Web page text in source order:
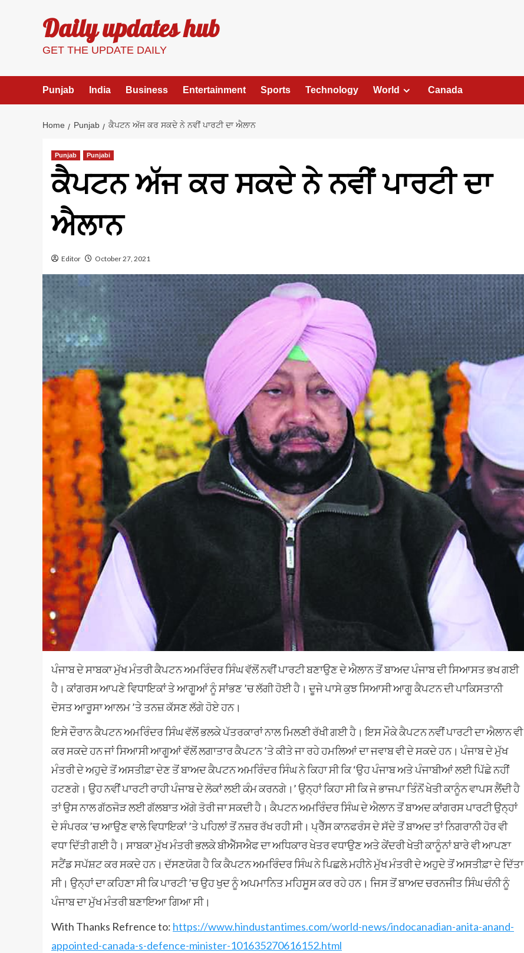
Daily updates hub
GET THE UPDATE DAILY
Punjab India Business Entertainment Sports Technology World Canada
Home Punjab ਕੈਪਟਨ ਅੱਜ ਕਰ ਸਕਦੇ ਨੇ ਨਵੀਂ ਪਾਰਟੀ ਦਾ ਐਲਾਨ
Punjab Punjabi
ਕੈਪਟਨ ਅੱਜ ਕਰ ਸਕਦੇ ਨੇ ਨਵੀਂ ਪਾਰਟੀ ਦਾ
ਐਲਾਨ
Editor October 27, 2021
ਪੰਜਾਬ ਦੇ ਸਾਬਕਾ ਮੁੱਖ ਮੰਤਰੀ ਕੈਪਟਨ ਅਮਰਿੰਦਰ ਸਿੰਘ ਵੱਲੋਂ ਨਵੀਂ ਪਾਰਟੀ ਬਣਾਉਣ ਦੇ ਐਲਾਨ ਤੋਂ ਬਾਅਦ ਪੰਜਾਬ ਦੀ ਸਿਆਸਤ ਭਖ ਗਈ
ਹੈ। ਕਾਂਗਰਸ ਆਪਣੇ ਵਿਧਾਇਕਾਂ ਤੇ ਆਗੂਆਂ ਨੂੰ ਸਾਂਭਣ ’ਚ ਲੱਗੀ ਹੋਈ ਹੈ। ਦੂਜੇ ਪਾਸੇ ਕੁਝ ਸਿਆਸੀ ਆਗੂ ਕੈਪਟਨ ਦੀ ਪਾਕਿਸਤਾਨੀ
ਦੋਸਤ ਆਰੂਸਾ ਆਲਮ ’ਤੇ ਤਨਜ਼ ਕੱਸਣ ਲੱਗੇ ਹੋਏ ਹਨ।
ਇਸੇ ਦੌਰਾਨ ਕੈਪਟਨ ਅਮਰਿੰਦਰ ਸਿੰਘ ਵੱਲੋਂ ਭਲਕੇ ਪੱਤਰਕਾਰਾਂ ਨਾਲ ਮਿਲਣੀ ਰੱਖੀ ਗਈ ਹੈ। ਇਸ ਮੌਕੇ ਕੈਪਟਨ ਨਵੀਂ ਪਾਰਟੀ ਦਾ ਐਲਾਨ ਵੀ
ਕਰ ਸਕਦੇ ਹਨ ਜਾਂ ਸਿਆਸੀ ਆਗੂਆਂ ਵੱਲੋਂ ਲਗਾਤਾਰ ਕੈਪਟਨ ’ਤੇ ਕੀਤੇ ਜਾ ਰਹੇ ਹਮਲਿਆਂ ਦਾ ਜਵਾਬ ਵੀ ਦੇ ਸਕਦੇ ਹਨ। ਪੰਜਾਬ ਦੇ ਮੁੱਖ
ਮੰਤਰੀ ਦੇ ਅਹੁਦੇ ਤੋਂ ਅਸਤੀਫ਼ਾ ਦੇਣ ਤੋਂ ਬਾਅਦ ਕੈਪਟਨ ਅਮਰਿੰਦਰ ਸਿੰਘ ਨੇ ਕਿਹਾ ਸੀ ਕਿ ‘ਉਹ ਪੰਜਾਬ ਅਤੇ ਪੰਜਾਬੀਆਂ ਲਈ ਪਿੱਛੇ ਨਹੀਂ
ਹਟਣਗੇ। ਉਹ ਨਵੀਂ ਪਾਰਟੀ ਰਾਹੀ ਪੰਜਾਬ ਦੇ ਲੋਕਾਂ ਲਈ ਕੰਮ ਕਰਨਗੇ।’ ਉਨ੍ਹਾਂ ਕਿਹਾ ਸੀ ਕਿ ਜੇ ਭਾਜਪਾ ਤਿੰਨੋਂ ਖੇਤੀ ਕਾਨੂੰਨ ਵਾਪਸ ਲੈਂਦੀ ਹੈ
ਤਾਂ ਉਸ ਨਾਲ ਗੱਠਜੋੜ ਲਈ ਗੱਲਬਾਤ ਅੱਗੇ ਤੋਰੀ ਜਾ ਸਕਦੀ ਹੈ। ਕੈਪਟਨ ਅਮਰਿੰਦਰ ਸਿੰਘ ਦੇ ਐਲਾਨ ਤੋਂ ਬਾਅਦ ਕਾਂਗਰਸ ਪਾਰਟੀ ਉਨ੍ਹਾਂ
ਦੇ ਸੰਪਰਕ ’ਚ ਆਉਣ ਵਾਲੇ ਵਿਧਾਇਕਾਂ ’ਤੇ ਪਹਿਲਾਂ ਤੋਂ ਨਜ਼ਰ ਰੱਖ ਰਹੀ ਸੀ। ਪ੍ਰੈੱਸ ਕਾਨਫਰੰਸ ਦੇ ਸੱਦੇ ਤੋਂ ਬਾਅਦ ਤਾਂ ਨਿਗਰਾਨੀ ਹੋਰ ਵੀ
ਵਧਾ ਦਿੱਤੀ ਗਈ ਹੈ। ਸਾਬਕਾ ਮੁੱਖ ਮੰਤਰੀ ਭਲਕੇ ਬੀਐੱਸਐਫ ਦਾ ਅਧਿਕਾਰ ਖੇਤਰ ਵਧਾਉਣ ਅਤੇ ਕੇਂਦਰੀ ਖੇਤੀ ਕਾਨੂੰਨਾਂ ਬਾਰੇ ਵੀ ਆਪਣਾ
ਸਟੈਂਡ ਸਪੱਸ਼ਟ ਕਰ ਸਕਦੇ ਹਨ। ਦੱਸਣਯੋਗ ਹੈ ਕਿ ਕੈਪਟਨ ਅਮਰਿੰਦਰ ਸਿੰਘ ਨੇ ਪਿਛਲੇ ਮਹੀਨੇ ਮੁੱਖ ਮੰਤਰੀ ਦੇ ਅਹੁਦੇ ਤੋਂ ਅਸਤੀਫ਼ਾ ਦੇ ਦਿੱਤਾ
ਸੀ। ਉਨ੍ਹਾਂ ਦਾ ਕਹਿਣਾ ਸੀ ਕਿ ਪਾਰਟੀ ’ਚ ਉਹ ਖੁਦ ਨੂੰ ਅਪਮਾਨਿਤ ਮਹਿਸੂਸ ਕਰ ਰਹੇ ਹਨ। ਜਿਸ ਤੋਂ ਬਾਅਦ ਚਰਨਜੀਤ ਸਿੰਘ ਚੰਨੀ ਨੂੰ
ਪੰਜਾਬ ਦਾ ਮੁੱਖ ਮੰਤਰੀ ਬਣਾਇਆ ਗਿਆ ਸੀ।
With Thanks Refrence to: https://www.hindustantimes.com/world-news/indocanadian-anita-anand-
appointed-canada-s-defence-minister-101635270616152.html